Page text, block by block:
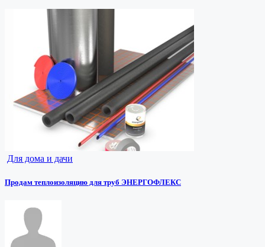
Для дома и дачи
Продам теплоизоляцию для труб ЭНЕРГОФЛЕКС